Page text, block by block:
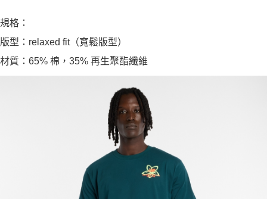
規格：
版型：relaxed fit（寬鬆版型）
材質：65% 棉，35% 再生聚酯纖維